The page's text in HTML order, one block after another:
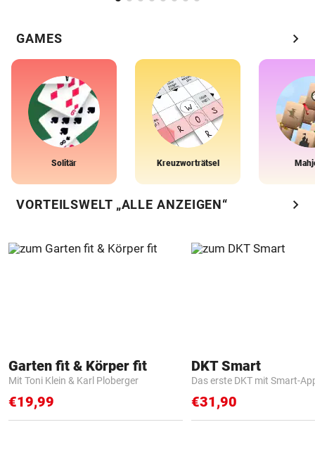
GAMES chevron_right
Solitär Kreuzworträtsel
VORTEILSWELT „ALLE ANZEIGEN“ chevron_right
Garten fit & Körper fit
Mit Toni Klein & Karl Ploberger
€19,99
DKT Smart
Das erste DKT mit Smart-
€31,90